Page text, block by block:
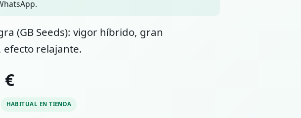
(GB Seeds): vigor híbrido, gran
efecto relajante.
€
HABITUAL EN TIENDA